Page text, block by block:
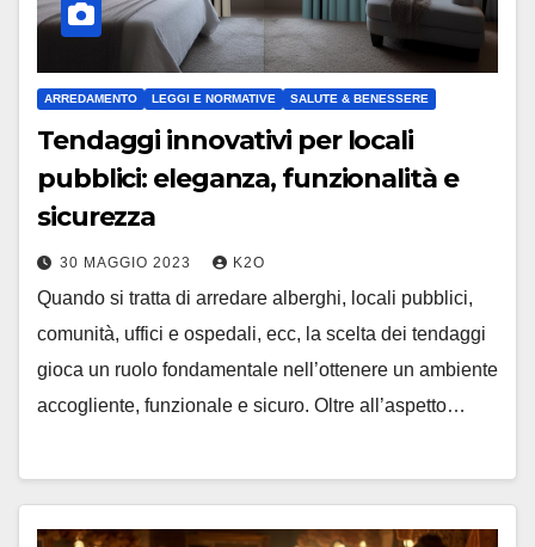
ARREDAMENTO LEGGI E NORMATIVE SALUTE & BENESSERE
Tendaggi innovativi per locali
pubblici: eleganza, funzionalità e
sicurezza
30 MAGGIO 2023 K2O
Quando si tratta di arredare alberghi, locali pubblici,
comunità, uffici e ospedali, ecc, la scelta dei tendaggi
gioca un ruolo fondamentale nell’ottenere un ambiente
accogliente, funzionale e sicuro. Oltre all’aspetto…